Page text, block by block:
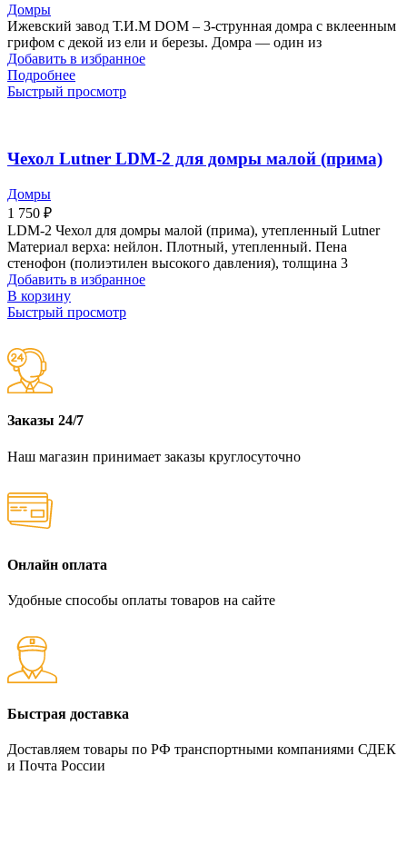
Домры
Ижевский завод Т.И.М DOM – 3-струнная домра с вклеенным
грифом с декой из ели и березы. Домра — один из
Добавить в избранное
Подробнее
Быстрый просмотр
Чехол Lutner LDM-2 для домры малой (прима)
Домры
1 750 ₽
LDM-2 Чехол для домры малой (прима), утепленный Lutner
Материал верха: нейлон. Плотный, утепленный. Пена
стенофон (полиэтилен высокого давления), толщина 3
Добавить в избранное
В корзину
Быстрый просмотр
Заказы 24/7
Наш магазин принимает заказы круглосуточно
Онлайн оплата
Удобные способы оплаты товаров на сайте
Быстрая доставка
Доставляем товары по РФ транспортными компаниями СДЕК
и Почта России